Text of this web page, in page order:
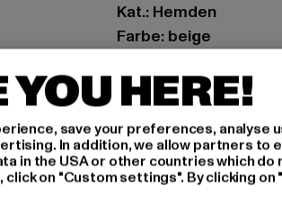
Kat.: Hemden
Farbe: beige
Art.Nr: TB2414-02903
Hersteller: TB
Dr.-Robert-Murjahn-
YOU HERE!
save your preferences, analyse
In addition, we allow partners to
in the USA or other countries which do
on "Custom settings". By clicking